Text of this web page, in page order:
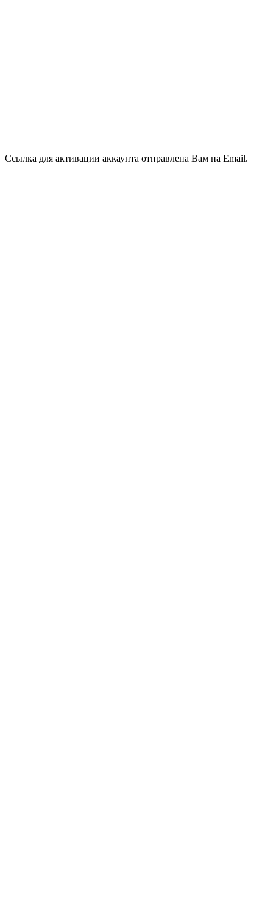
Ссылка для активации аккаунта отправлена Вам на Email.